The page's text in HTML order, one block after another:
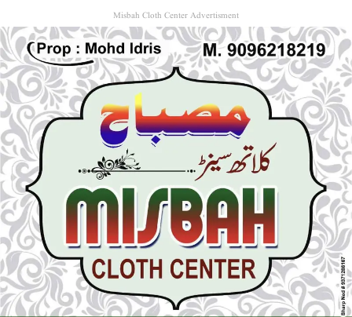
Misbah Cloth Center Advertisment